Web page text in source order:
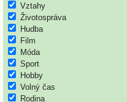
Vztahy
Životospráva
Hudba
Film
Móda
Sport
Hobby
Volný čas
Rodina